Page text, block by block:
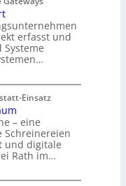
erfasst und
Systeme
Einsatz
– eine
Schreinereien
und digitale
Rath im…